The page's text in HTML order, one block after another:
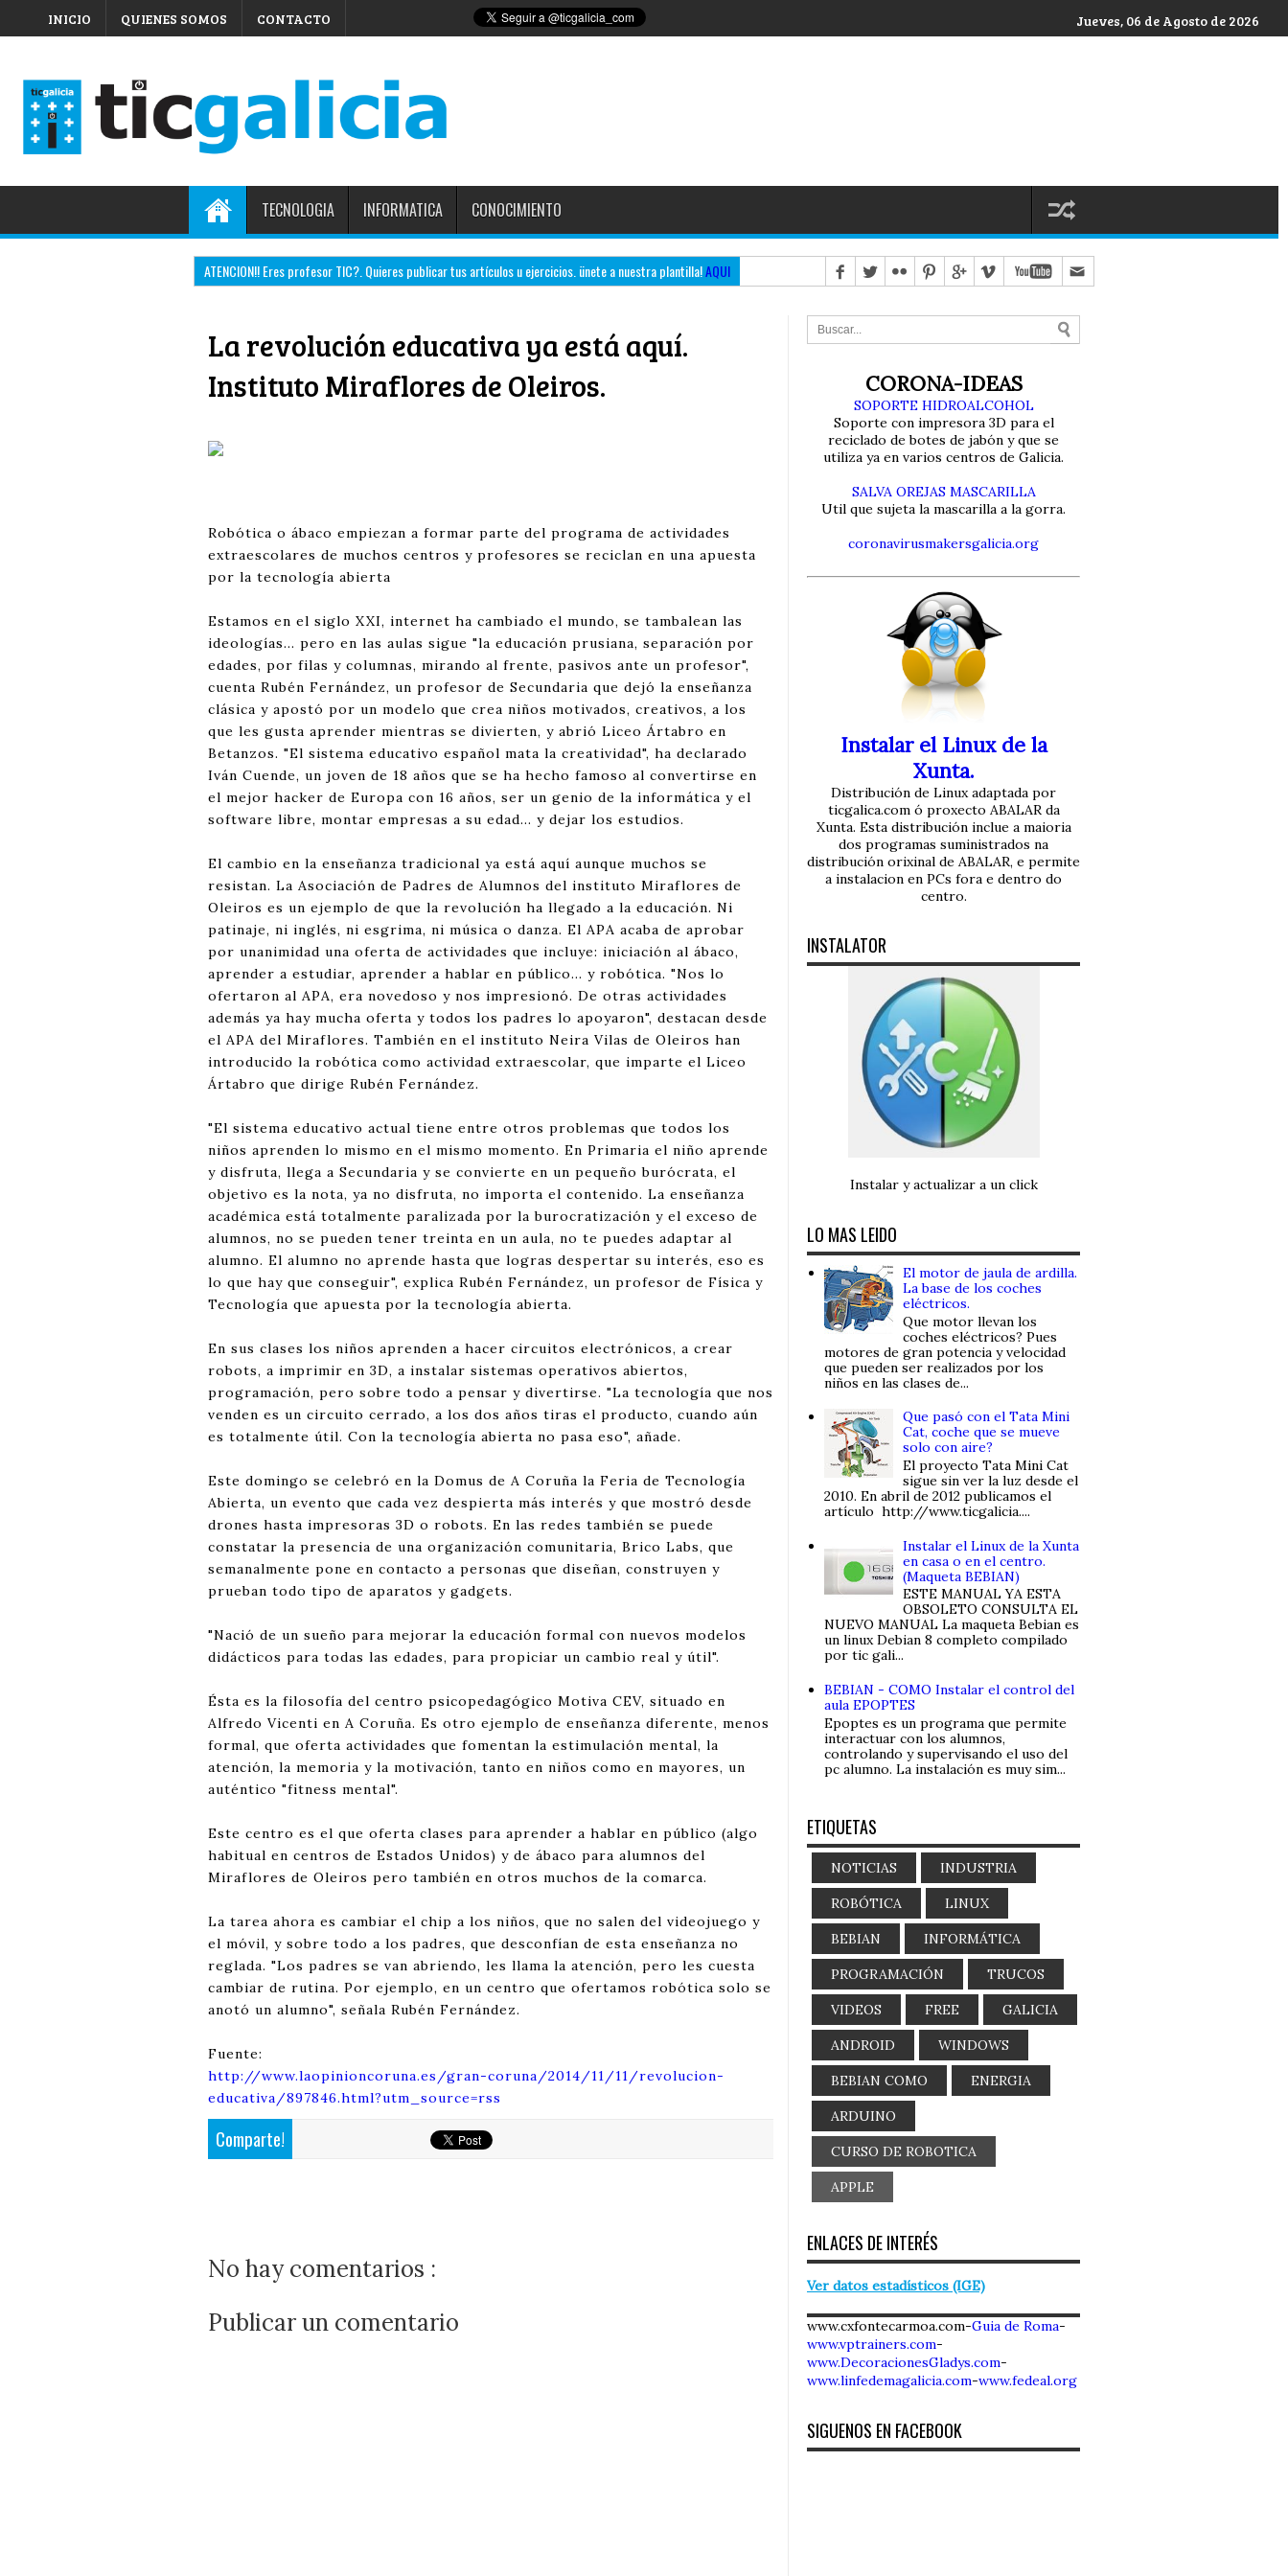
INICIO QUIENES SOMOS CONTACTO Jueves, 06 de Agosto de 2026
TECNOLOGIA INFORMATICA CONOCIMIENTO
ATENCION!! Eres profesor TIC?. Quieres publicar tus artículos u ejercicios. ünete a nuestra plantilla!AQUI
La revolución educativa ya está aquí.
Instituto Miraflores de Oleiros.
Robótica o ábaco empiezan a formar parte del programa de actividades
extraescolares de muchos centros y profesores se reciclan en una apuesta
por la tecnología abierta
Estamos en el siglo XXI, internet ha cambiado el mundo, se tambalean las
ideologías... pero en las aulas sigue "la educación prusiana, separación por
edades, por filas y columnas, mirando al frente, pasivos ante un profesor",
cuenta Rubén Fernández, un profesor de Secundaria que dejó la enseñanza
clásica y apostó por un modelo que crea niños motivados, creativos, a los
que les gusta aprender mientras se divierten, y abrió Liceo Ártabro en
Betanzos. "El sistema educativo español mata la creatividad", ha declarado
Iván Cuende, un joven de 18 años que se ha hecho famoso al convertirse en
el mejor hacker de Europa con 16 años, ser un genio de la informática y el
software libre, montar empresas a su edad... y dejar los estudios.
El cambio en la enseñanza tradicional ya está aquí aunque muchos se
resistan. La Asociación de Padres de Alumnos del instituto Miraflores de
Oleiros es un ejemplo de que la revolución ha llegado a la educación. Ni
patinaje, ni inglés, ni esgrima, ni música o danza. El APA acaba de aprobar
por unanimidad una oferta de actividades que incluye: iniciación al ábaco,
aprender a estudiar, aprender a hablar en público... y robótica. "Nos lo
ofertaron al APA, era novedoso y nos impresionó. De otras actividades
además ya hay mucha oferta y todos los padres lo apoyaron", destacan desde
el APA del Miraflores. También en el instituto Neira Vilas de Oleiros han
introducido la robótica como actividad extraescolar, que imparte el Liceo
Ártabro que dirige Rubén Fernández.
"El sistema educativo actual tiene entre otros problemas que todos los
niños aprenden lo mismo en el mismo momento. En Primaria el niño aprende
y disfruta, llega a Secundaria y se convierte en un pequeño burócrata, el
objetivo es la nota, ya no disfruta, no importa el contenido. La enseñanza
académica está totalmente paralizada por la burocratización y el exceso de
alumnos, no se pueden tener treinta en un aula, no te puedes adaptar al
alumno. El alumno no aprende hasta que logras despertar su interés, eso es
lo que hay que conseguir", explica Rubén Fernández, un profesor de Física y
Tecnología que apuesta por la tecnología abierta.
En sus clases los niños aprenden a hacer circuitos electrónicos, a crear
robots, a imprimir en 3D, a instalar sistemas operativos abiertos,
programación, pero sobre todo a pensar y divertirse. "La tecnología que nos
venden es un circuito cerrado, a los dos años tiras el producto, cuando aún
es totalmente útil. Con la tecnología abierta no pasa eso", añade.
Este domingo se celebró en la Domus de A Coruña la Feria de Tecnología
Abierta, un evento que cada vez despierta más interés y que mostró desde
drones hasta impresoras 3D o robots. En las redes también se puede
constatar la presencia de una organización comunitaria, Brico Labs, que
semanalmente pone en contacto a personas que diseñan, construyen y
prueban todo tipo de aparatos y gadgets.
"Nació de un sueño para mejorar la educación formal con nuevos modelos
didácticos para todas las edades, para propiciar un cambio real y útil".
Ésta es la filosofía del centro psicopedagógico Motiva CEV, situado en
Alfredo Vicenti en A Coruña. Es otro ejemplo de enseñanza diferente, menos
formal, que oferta actividades que fomentan la estimulación mental, la
atención, la memoria y la motivación, tanto en niños como en mayores, un
auténtico "fitness mental".
Este centro es el que oferta clases para aprender a hablar en público (algo
habitual en centros de Estados Unidos) y de ábaco para alumnos del
Miraflores de Oleiros pero también en otros muchos de la comarca.
La tarea ahora es cambiar el chip a los niños, que no salen del videojuego y
el móvil, y sobre todo a los padres, que desconfían de esta enseñanza no
reglada. "Los padres se van abriendo, les llama la atención, pero les cuesta
cambiar de rutina. Por ejemplo, en un centro que ofertamos robótica solo se
anotó un alumno", señala Rubén Fernández.
Fuente:
http://www.laopinioncoruna.es/gran-coruna/2014/11/11/revolucion-
educativa/897846.html?utm_source=rss
Comparte!
No hay comentarios :
Publicar un comentario
CORONA-IDEAS
SOPORTE HIDROALCOHOL
Soporte con impresora 3D para el
reciclado de botes de jabón y que se
utiliza ya en varios centros de Galicia.
SALVA OREJAS MASCARILLA
Util que sujeta la mascarilla a la gorra.
coronavirusmakersgalicia.org
Instalar el Linux de la
Xunta.
Distribución de Linux adaptada por
ticgalica.com ó proxecto ABALAR da
Xunta. Esta distribución inclue a maioria
dos programas suministrados na
distribución orixinal de ABALAR, e permite
a instalacion en PCs fora e dentro do
centro.
INSTALATOR
Instalar y actualizar a un click
LO MAS LEIDO
El motor de jaula de ardilla.
La base de los coches
eléctricos.
Que motor llevan los
coches eléctricos? Pues
motores de gran potencia y velocidad
que pueden ser realizados por los
niños en las clases de...
Que pasó con el Tata Mini
Cat, coche que se mueve
solo con aire?
El proyecto Tata Mini Cat
sigue sin ver la luz desde el
2010. En abril de 2012 publicamos el
artículo http://www.ticgalicia....
Instalar el Linux de la Xunta
en casa o en el centro.
(Maqueta BEBIAN)
ESTE MANUAL YA ESTA
OBSOLETO CONSULTA EL
NUEVO MANUAL La maqueta Bebian es
un linux Debian 8 completo compilado
por tic gali...
BEBIAN - COMO Instalar el control del
aula EPOPTES
Epoptes es un programa que permite
interactuar con los alumnos,
controlando y supervisando el uso del
pc alumno. La instalación es muy sim...
ETIQUETAS
NOTICIAS INDUSTRIA
ROBÓTICA LINUX
BEBIAN INFORMÁTICA
PROGRAMACIÓN TRUCOS
VIDEOS FREE GALICIA
ANDROID WINDOWS
BEBIAN COMO ENERGIA
ARDUINO
CURSO DE ROBOTICA
APPLE
ENLACES DE INTERÉS
Ver datos estadísticos (IGE)
www.cxfontecarmoa.com-Guia de Roma-
www.vptrainers.com-
www.DecoracionesGladys.com-
www.linfedemagalicia.com-www.fedeal.org
SIGUENOS EN FACEBOOK